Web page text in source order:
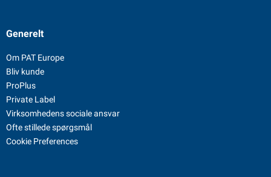
Generelt
Om PAT Europe
Bliv kunde
ProPlus
Private Label
Virksomhedens sociale ansvar
Ofte stillede spørgsmål
Cookie Preferences